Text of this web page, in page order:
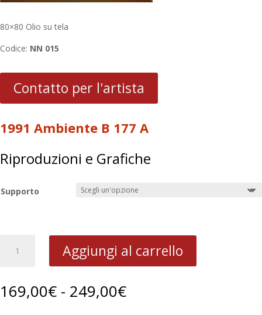
80×80 Olio su tela
Codice: NN 015
Contatto per l'artista
1991 Ambiente B 177 A
Riproduzioni e Grafiche
Supporto
Ambiente
A
Aggiungi al carrello
169,00€ - 249,00€Fascia
di